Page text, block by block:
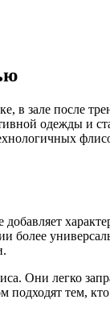
в зале после
одежды и
Они легко
тем,